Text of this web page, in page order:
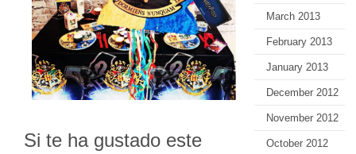
Si te ha gustado este
March 2013
February 2013
January 2013
December 2012
November 2012
October 2012